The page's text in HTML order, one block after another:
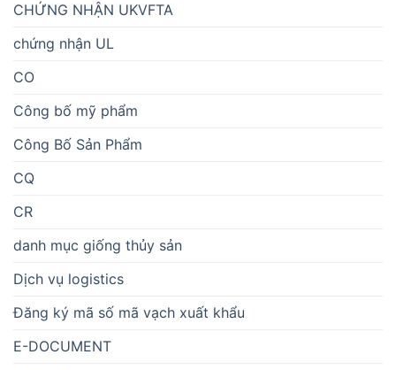
CHỨNG NHẬN UKVFTA
chứng nhận UL
CO
Công bố mỹ phẩm
Công Bố Sản Phẩm
CQ
CR
danh mục giống thủy sản
Dịch vụ logistics
Đăng ký mã số mã vạch xuất khẩu
E-DOCUMENT